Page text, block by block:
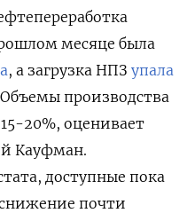
месяце была
, а загрузка НПЗ упала
производства
20%, оценивает
Кауфман.
доступные пока
почти